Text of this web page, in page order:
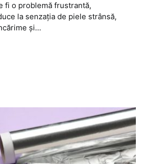
fi o problemă frustrantă,
la senzația de piele strânsă,
și…